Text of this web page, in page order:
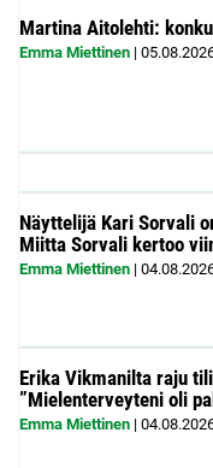
Martina Aitolehti:
Emma Miettinen |
Näyttelijä Kari Sorvali
Miitta Sorvali kertoo
Emma Miettinen |
Erika Vikmanilta raju
”Mielenterveyteni oli
Emma Miettinen |